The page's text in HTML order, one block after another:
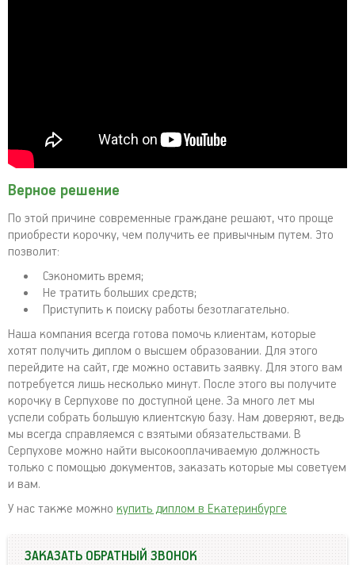
Верное решение
По этой причине современные граждане решают, что проще
приобрести корочку, чем получить ее привычным путем. Это
позволит:
Сэкономить время;
Не тратить больших средств;
Приступить к поиску работы безотлагательно.
Наша компания всегда готова помочь клиентам, которые
хотят получить диплом о высшем образовании. Для этого
перейдите на сайт, где можно оставить заявку. Для этого вам
потребуется лишь несколько минут. После этого вы получите
корочку в Серпухове по доступной цене. За много лет мы
успели собрать большую клиентскую базу. Нам доверяют, ведь
мы всегда справляемся с взятыми обязательствами. В
Серпухове можно найти высокооплачиваемую должность
только с помощью документов, заказать которые мы советуем
и вам.
У нас также можно купить диплом в Екатеринбурге
ЗАКАЗАТЬ ОБРАТНЫЙ ЗВОНОК